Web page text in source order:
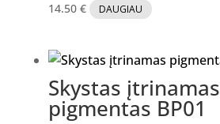
14.50 € DAUGIAU
Skystas įtrinamas
pigmentas BP01